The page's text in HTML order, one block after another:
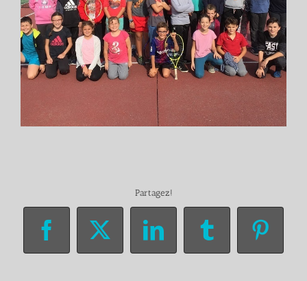
Partagez!
Facebook
X LinkedInTumblr